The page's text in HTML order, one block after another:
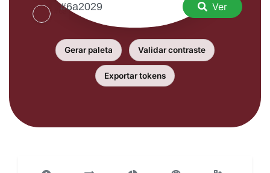
Ver
Gerar paleta Validar contraste
Exportar tokens